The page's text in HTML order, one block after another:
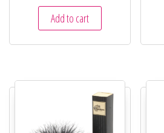
Add to cart